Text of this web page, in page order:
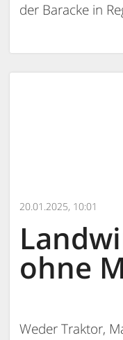
der Baracke in
20.01.2025, 10:01
ohne
Weder Traktor,